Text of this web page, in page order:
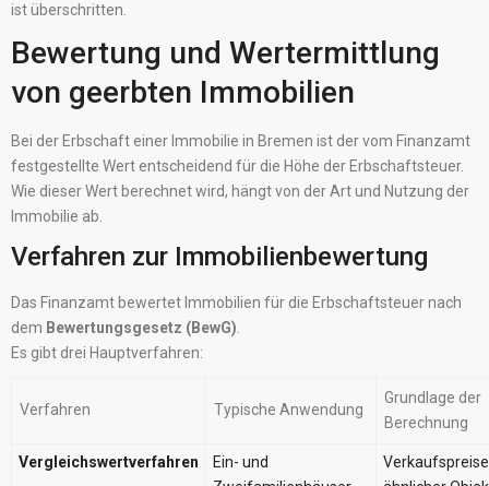
ist überschritten.
Bewertung und Wertermittlung
von geerbten Immobilien
Bei der Erbschaft einer Immobilie in Bremen ist der vom Finanzamt
festgestellte Wert entscheidend für die Höhe der Erbschaftsteuer.
Wie dieser Wert berechnet wird, hängt von der Art und Nutzung der
Immobilie ab.
Verfahren zur Immobilienbewertung
Das Finanzamt bewertet Immobilien für die Erbschaftsteuer nach
dem Bewertungsgesetz (BewG)
Es gibt drei Hauptverfahren:
Verfahren Typische Anwendung
Grundlage der
Berechnung
Vergleichswertverfahren
Ein- und
Verkaufspreise